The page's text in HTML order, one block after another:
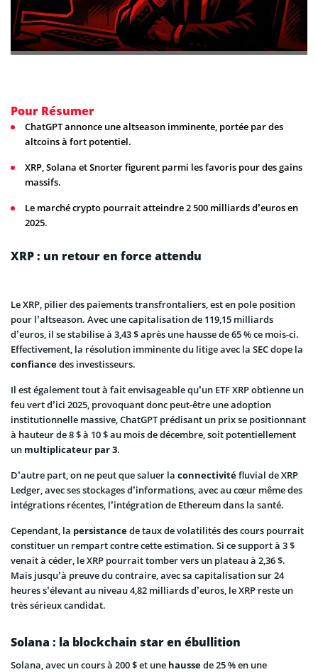
Pour Résumer
ChatGPT annonce une altseason imminente, portée par des
altcoins à fort potentiel.
XRP, Solana et Snorter figurent parmi les favoris pour des gains
massifs.
Le marché crypto pourrait atteindre 2 500 milliards d’euros en
2025.
XRP : un retour en force attendu
Le XRP, pilier des paiements transfrontaliers, est en pole position
pour l’altseason. Avec une capitalisation de 119,15 milliards
d’euros, il se stabilise à 3,43 $ après une hausse de 65 % ce mois-ci.
Effectivement, la résolution imminente du litige avec la SEC dope la
confiancedes investisseurs.
Il est également tout à fait envisageable qu’un ETF XRP obtienne un
feu vert d’ici 2025, provoquant donc peut-être une adoption
institutionnelle massive, ChatGPT prédisant un prix se positionnant
à hauteur de 8 $ à 10 $ au mois de décembre, soit potentiellement
un multiplicateur par3.
D’autre part, on ne peut que saluer la connectivitéfluvial de XRP
Ledger, avec ses stockages d’informations, avec au cœur même des
intégrations récentes, l’intégration de Ethereum dans la santé.
Cependant, la persistancede taux de volatilités des cours pourrait
constituer un rempart contre cette estimation. Si ce support à 3 $
venait à céder, le XRP pourrait tomber vers un plateau à 2,36 $.
Mais jusqu’à preuve du contraire, avec sa capitalisation sur 24
heures s’élevant au niveau 4,82 milliards d’euros, le XRP reste un
très sérieux candidat.
Solana : la blockchain star en ébullition
Solana, avec un cours à 200 $ et une haussede 25 % en une